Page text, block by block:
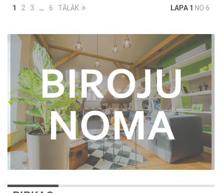
1 2 3 … 6 TĀLĀK LAPA 1 NO 6